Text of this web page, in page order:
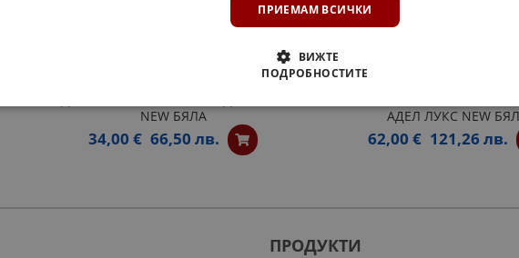
NEW БЯЛА
34,00 € 66,50 лв.
АДЕЛ ЛУКС NEW
62,00 € 121,26 лв.
ПРОДУКТИ
ПРИЕМАМ ВСИЧКИ
ВИЖТЕ
ПОДРОБНОСТИТЕ